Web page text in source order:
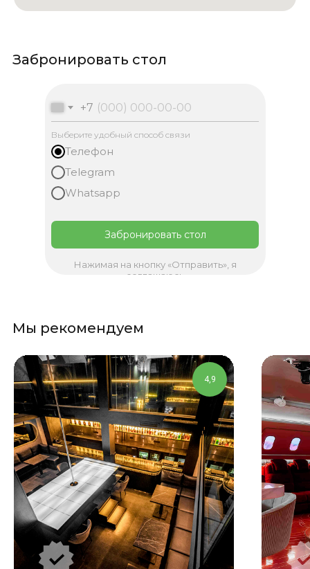
Забронировать стол
+7
Выберите удобный способ связи
Телефон
Telegram
Whatsapp
Забронировать стол
Нажимая на кнопку «Отправить», я
соглашаюсь
Мы рекомендуем
4,9